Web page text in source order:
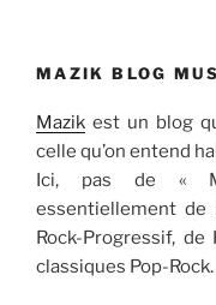
MAZIK BLOG
Mazik est un blog
celle qu’on entend
Ici, pas de «
essentiellement de
Rock-Progressif, de
classiques Pop-Rock.